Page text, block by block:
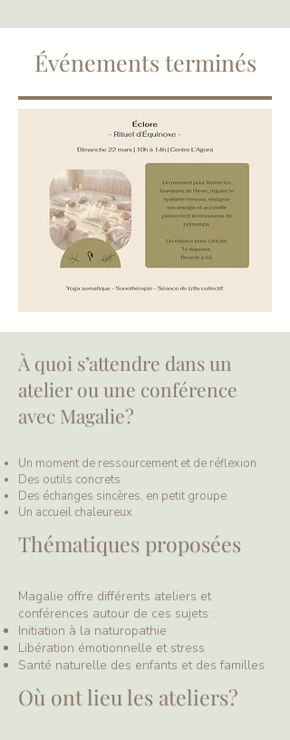
Événements terminés
À quoi s’attendre dans un
atelier ou une conférence
avec Magalie?​
Un moment de ressourcement et de réflexion
Des outils concrets
Des échanges sincères, en petit groupe
Un accueil chaleureux
Thématiques proposées
Magalie offre différents ateliers et
conférences autour de ces sujets :
Initiation à la naturopathie
Libération émotionnelle et stress
Santé naturelle des enfants et des familles
Où ont lieu les ateliers?